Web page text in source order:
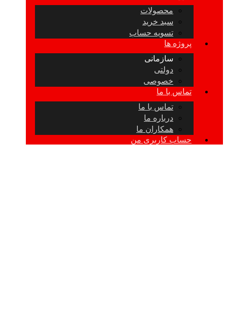
محصولات
سبد خرید
تسویه حساب
پروژه ها
سازمانی
دولتی
خصوصی
تماس با ما
تماس با ما
درباره ما
همکاران ما
حساب کاربری من